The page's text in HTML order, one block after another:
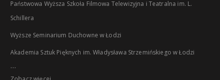
Państwowa Wyższa Szkoła Filmowa Telewizyjna i Teatralna im. L.
Schillera
Wyższe Seminarium Duchowne w Łodzi
Akademia Sztuk Pięknych im. Władysława Strzemińskiego w Łodzi
...